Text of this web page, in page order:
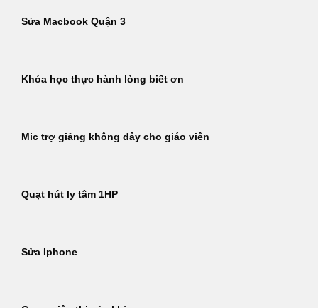
Sửa Macbook Quận 3
Khóa học thực hành lòng biết ơn
Mic trợ giảng không dây cho giáo viên
Quạt hút ly tâm 1HP
Sửa Iphone